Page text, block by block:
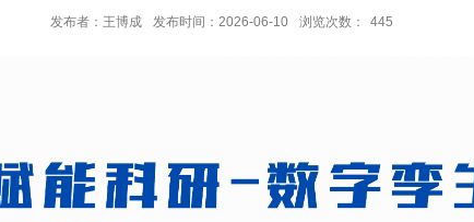
发布者：王博成 发布时间：2026-06-10 浏览次数： 445